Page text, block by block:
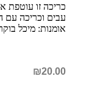
כריכה זו
עבים וכריכה עם
אומנות: מיכל
₪20.00